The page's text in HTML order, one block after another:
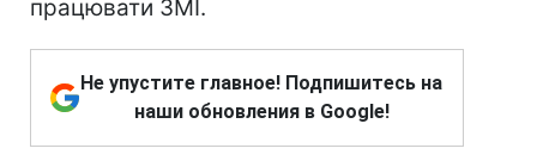
працювати ЗМІ.
Не упустите главное! Подпишитесь на
наши обновления в Google!